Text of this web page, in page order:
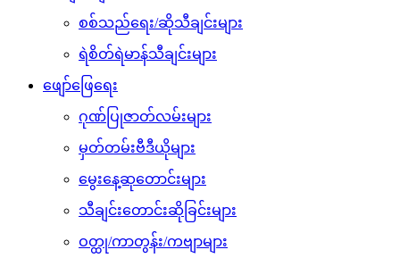
စစ်သည်ရေး/ဆိုသီချင်းများ
ရဲစိတ်ရဲမာန်သီချင်းများ
ဖျော်ဖြေရေး
ဂုဏ်ပြုဇာတ်လမ်းများ
မှတ်တမ်းဗီဒီယိုများ
မွေးနေ့ဆုတောင်းများ
သီချင်းတောင်းဆိုခြင်းများ
ဝတ္ထု/ကာတွန်း/ကဗျာများ